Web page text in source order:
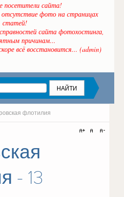
посетители сайта!
отсутствие фото на страницах
статей!
сайта фотохостинга,
причинам...
всё восстановится... (admin)
флотилия
- 13